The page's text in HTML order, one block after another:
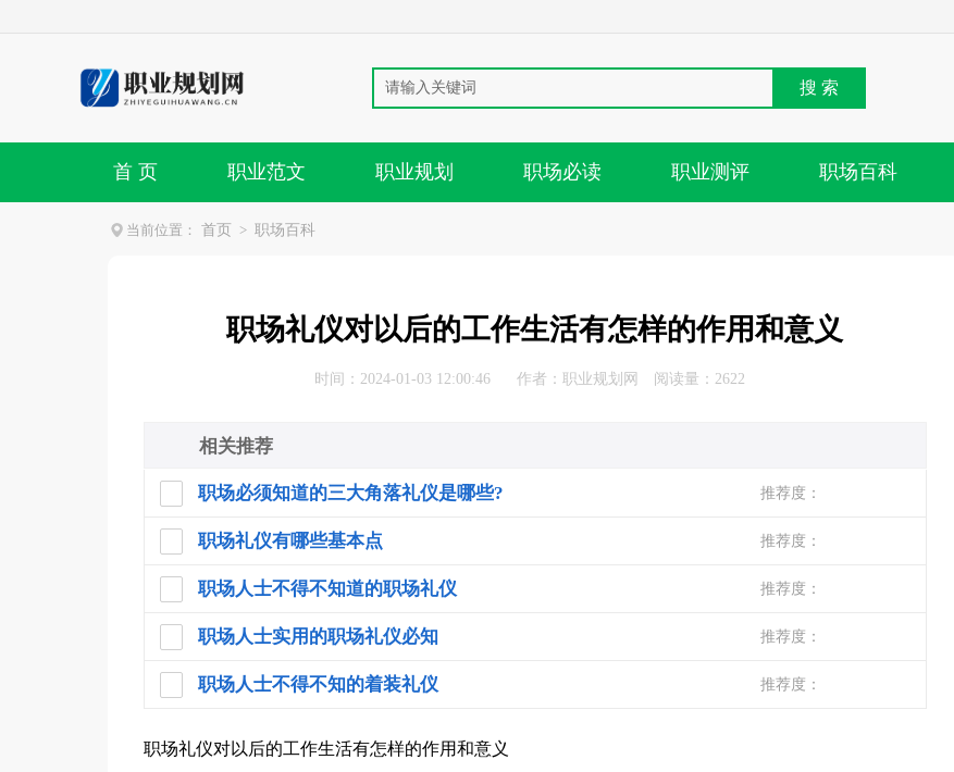
搜 索
首 页 职业范文 职业规划 职场必读 职业测评 职场百科
当前位置： 首页 > 职场百科
职场礼仪对以后的工作生活有怎样的作用和意义
时间：2024-01-03 12:00:46 作者： 职业规划网 阅读量：2622
职场必须知道的三大角落礼仪是哪些? 推荐度：
职场礼仪有哪些基本点 推荐度：
职场人士不得不知道的职场礼仪 推荐度：
职场人士实用的职场礼仪必知 推荐度：
职场人士不得不知的着装礼仪 推荐度：
相关推荐
职场礼仪对以后的工作生活有怎样的作用和意义